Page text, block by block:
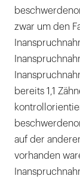
zwar um den
bereits 1,1
auf der
vorhanden